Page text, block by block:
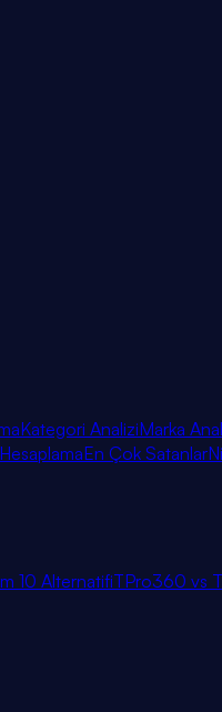
Kategori AnaliziMarka
En Çok Satanlar
10 AlternatifiTPro360 vs